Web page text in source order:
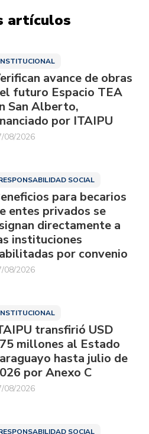
artículos
avance de obras
futuro Espacio TEA
San Alberto,
por ITAIPU
08/2026
SOCIAL
para becarios
entes privados se
directamente a
instituciones
por convenio
08/2026
transfirió USD
millones al Estado
hasta julio de
por Anexo C
08/2026
SOCIAL